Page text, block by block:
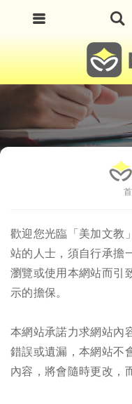
歡迎您光臨「美加文教
站的人士，須自行承擔
瀏覽或使用本網站而引
示的擔保。
本網站承諾力求網站內
錯誤或遺漏，本網站不
內容，將會隨時更改，